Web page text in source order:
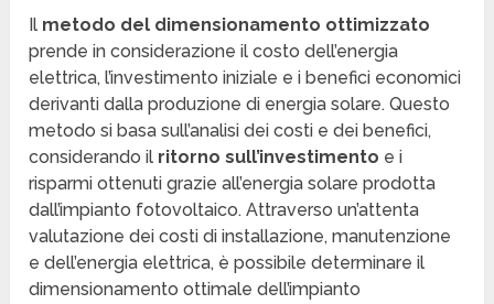
Il metodo del dimensionamento ottimizzato
prende in considerazione il costo dell’energia
elettrica, l’investimento iniziale e i benefici economici
derivanti dalla produzione di energia solare. Questo
metodo si basa sull’analisi dei costi e dei benefici,
considerando il ritorno sull’investimento e i
risparmi ottenuti grazie all’energia solare prodotta
dall’impianto fotovoltaico. Attraverso un’attenta
valutazione dei costi di installazione, manutenzione
e dell’energia elettrica, è possibile determinare il
dimensionamento ottimale dell’impianto